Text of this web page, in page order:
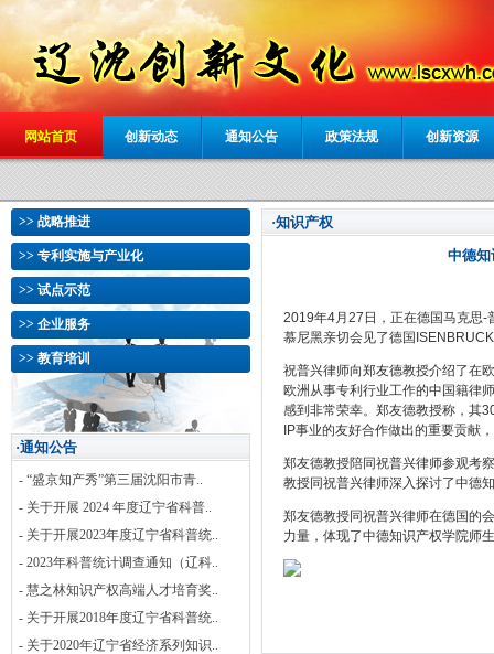
网站首页 创新动态 通知公告 政策法规 创新资源
>> 战略推进
>> 专利实施与产业化
>> 试点示范
>> 企业服务
>> 教育培训
·通知公告
- “盛京知产秀”第三届沈阳市青..
- 关于开展 2024 年度辽宁省科普..
- 关于开展2023年度辽宁省科普统..
- 2023年科普统计调查通知（辽科..
- 慧之林知识产权高端人才培育奖..
- 关于开展2018年度辽宁省科普统..
- 关于2020年辽宁省经济系列知识..
·知识产权
中德知
2019年4月27日，正在德国马克思-
慕尼黑亲切会见了德国
祝普兴律师向郑友德教授介绍了在
欧洲从事专利行业工作的中国籍律
感到非常荣幸。郑友德教授称，其
IP事业的友好合作做出的重要贡献
郑友德教授陪同祝普兴律师参观考
教授同祝普兴律师深入探讨了中德
郑友德教授同祝普兴律师在德国的
力量，体现了中德知识产权学院师